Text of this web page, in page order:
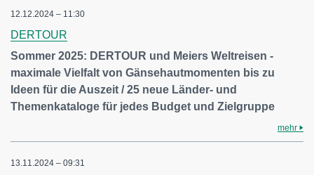
12.12.2024 – 11:30
DERTOUR
Sommer 2025: DERTOUR und Meiers Weltreisen -
maximale Vielfalt von Gänsehautmomenten bis zu
Ideen für die Auszeit / 25 neue Länder- und
Themenkataloge für jedes Budget und Zielgruppe
mehr
13.11.2024 – 09:31